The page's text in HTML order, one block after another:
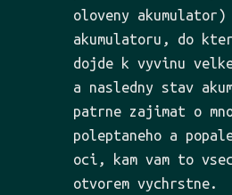
oloveny
akumulatoru, do
dojde k vyvinu
a nasledny stav
patrne zajimat o
poleptaneho a
oci, kam vam to
otvorem vychrstne.